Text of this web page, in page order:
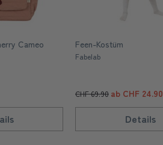
Cameo
Feen-Kostüm
Fabelab
CHF 69.90 ab CHF 24.90
Details